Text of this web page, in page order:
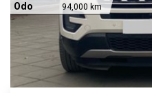
Odo 94,000 km